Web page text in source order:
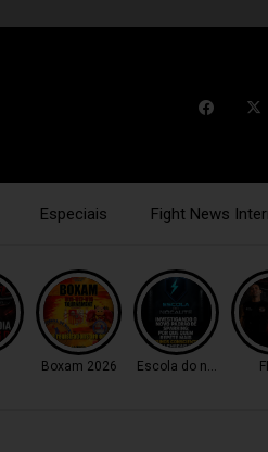
Especiais Fight News
Boxam 2026 Escola do nocaute